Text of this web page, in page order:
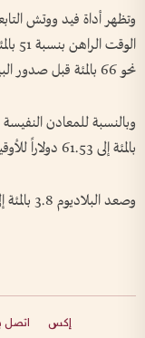
وتظهر أداة فيد ووتش
نحو 66 بالمئة قبل صدور البيانات.
وبالنسبة ​للمعادن
بالمئة إلى 61.53 دولاراً للأوقية. وزاد البلاتين 2.3 بالمئة إلى 1613.35 دولاراً.
وصعد البلاديوم 3.8 بالمئة إلى ​1256.50 دولاراً.
إكس
اتصل